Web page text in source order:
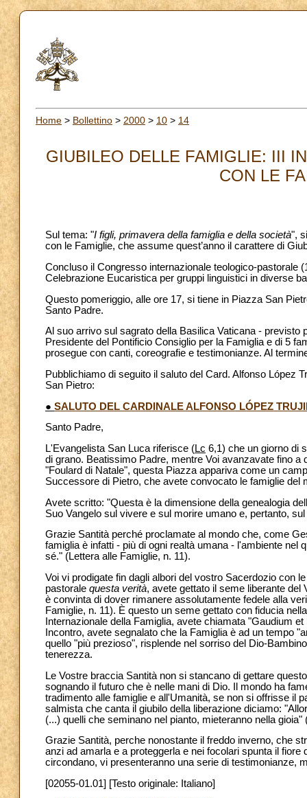
Home > Bollettino > 2000 > 10 > 14
GIUBILEO DELLE FAMIGLIE: III
CON LE
Sul tema: "I figli, primavera della famiglia e della società",
con le Famiglie, che assume quest’anno il carattere di
Concluso il Congresso internazionale teologico-pastorale
Celebrazione Eucaristica per gruppi linguistici in diverse
Questo pomeriggio, alle ore 17, si tiene in Piazza San
Santo Padre.
Al suo arrivo sul sagrato della Basilica Vaticana - previsto
Presidente del Pontificio Consiglio per la Famiglia e di 5
prosegue con canti, coreografie e testimonianze. Al
Pubblichiamo di seguito il saluto del Card. Alfonso López
San Pietro:
● SALUTO DEL CARDINALE ALFONSO LÓPEZ
Santo Padre,
L'Evangelista San Luca riferisce (Lc 6,1) che un giorno di
di grano. Beatissimo Padre, mentre Voi avanzavate fino
"Foulard di Natale", questa Piazza appariva come un
Successore di Pietro, che avete convocato le famiglie del
Avete scritto: "Questa è la dimensione della genealogia
Suo Vangelo sul vivere e sul morire umano e, pertanto,
Grazie Santità perché proclamate al mondo che, come
famiglia è infatti - più di ogni realtà umana - l'ambiente
sé." (Lettera alle Famiglie, n. 11).
Voi vi prodigate fin dagli albori del vostro Sacerdozio con
pastorale questa verità, avete gettato il seme liberante del
è convinta di dover rimanere assolutamente fedele alla
Famiglie, n. 11). È questo un seme gettato con fiducia
Internazionale della Famiglia, avete chiamata "Gaudium
Incontro, avete segnalato che la Famiglia è ad un tempo
quello "più prezioso", risplende nel sorriso del Dio-
tenerezza.
Le Vostre braccia Santità non si stancano di gettare
sognando il futuro che è nelle mani di Dio. Il mondo ha
tradimento alle famiglie e all'Umanità, se non si offrisse il
salmista che canta il giubilo della liberazione diciamo:
(...) quelli che seminano nel pianto, mieteranno nella gioia"
Grazie Santità, perche nonostante il freddo inverno, che
anzi ad amarla e a proteggerla e nei focolari spunta il
circondano, vi presenteranno una serie di testimonianze,
[02055-01.01] [Testo originale: Italiano]